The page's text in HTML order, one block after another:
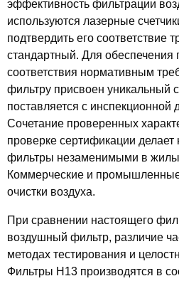
эффективность фильтрации
используются лазерные
подтвердить его соответствие
стандартный. Для обеспечения
соответствия нормативным
фильтру присвоен уникальный
поставляется с инспекционной
Сочетание проверенных
проверке сертификации
фильтры незаменимыми в
Коммерческие и
очистки воздуха.
При сравнении настоящего
воздушный фильтр, различие
методах тестирования и
Фильтры H13 производятся в